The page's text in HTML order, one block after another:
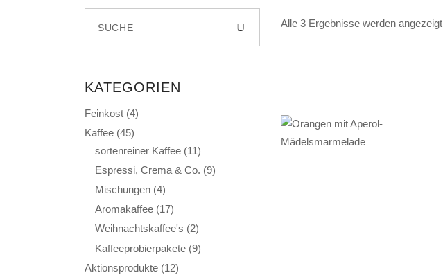
Alle 3 Ergebnisse werden angezeigt
KATEGORIEN
Feinkost (4)
Kaffee (45)
sortenreiner Kaffee (11)
Espressi, Crema & Co. (9)
Mischungen (4)
Aromakaffee (17)
Weihnachtskaffee's (2)
Kaffeeprobierpakete (9)
Aktionsprodukte (12)